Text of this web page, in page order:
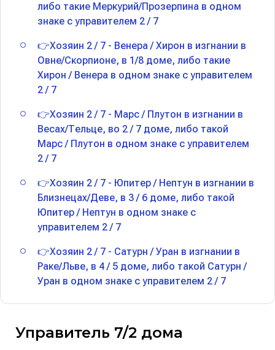
либо такие Меркурий/Прозерпина в одном
знаке с управителем 2 / 7
👉Хозяин 2 / 7 - Венера / Хирон в изгнании в
Овне/Скорпионе, в 1/8 доме, либо такие
Хирон / Венера в одном знаке с управителем
2 / 7
👉Хозяин 2 / 7 - Марс / Плутон в изгнании в
Весах/Тельце, во 2 / 7 доме, либо такой
Марс / Плутон в одном знаке с управителем
2 / 7
👉Хозяин 2 / 7 - Юпитер / Нептун в изгнании в
Близнецах/Деве, в 3 / 6 доме, либо такой
Юпитер / Нептун в одном знаке с
управителем 2 / 7
👉Хозяин 2 / 7 - Сатурн / Уран в изгнании в
Раке/Льве, в 4 / 5 доме, либо такой Сатурн /
Уран в одном знаке с управителем 2 / 7
Управитель 7/2 дома